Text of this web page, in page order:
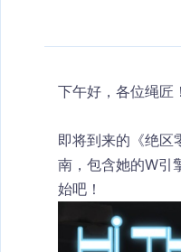
下午好，各位绳匠！
即将到来的《绝区
南，包含她的W引
始吧！